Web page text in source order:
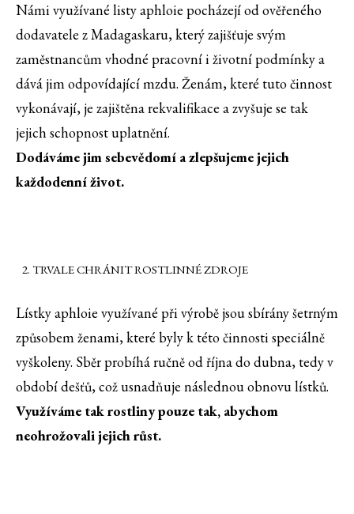
Námi využívané listy aphloie pocházejí od ověřeného
dodavatele z Madagaskaru, který zajišťuje svým
zaměstnancům vhodné pracovní i životní podmínky a
dává jim odpovídající mzdu. Ženám, které tuto činnost
vykonávají, je zajištěna rekvalifikace a zvyšuje se tak
jejich schopnost uplatnění.
Dodáváme jim sebevědomí a zlepšujeme jejich
každodenní život.
TRVALE CHRÁNIT ROSTLINNÉ ZDROJE
Lístky aphloie využívané při výrobě jsou sbírány šetrným
způsobem ženami, které byly k této činnosti speciálně
vyškoleny. Sběr probíhá ručně od října do dubna, tedy v
období dešťů, což usnadňuje následnou obnovu lístků.
Využíváme tak rostliny pouze tak, abychom
neohrožovali jejich růst.